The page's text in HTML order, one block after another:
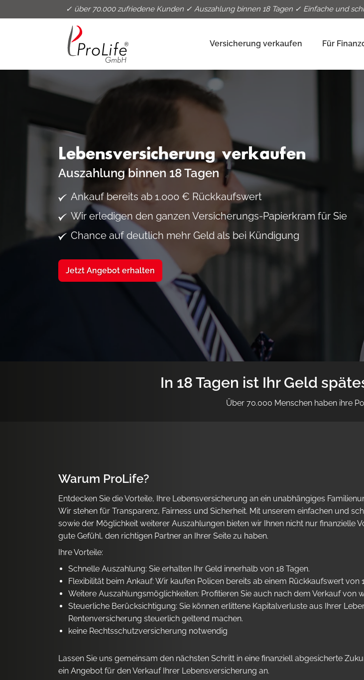
✓ über 70.000 zufriedene Kunden ✓ Auszahlung binnen 18 Tagen ✓ Einfache und
Versicherung verkaufen Für
Lebensversicherung verkaufen
Auszahlung binnen 18 Tagen
Ankauf bereits ab 1.000 € Rückkaufswert
Wir erledigen den ganzen Versicherungs-Papierkram für Sie
Chance auf deutlich mehr Geld als bei Kündigung
Jetzt Angebot erhalten
In 18 Tagen ist Ihr Geld
Über 70.000 Menschen haben ihre
Warum ProLife?
Entdecken Sie die Vorteile, Ihre Lebensversicherung an ein unabhängiges
Wir stehen für Transparenz, Fairness und Sicherheit. Mit unserem einfachen und
sowie der Möglichkeit weiterer Auszahlungen bieten wir Ihnen nicht nur finanzielle
gute Gefühl, den richtigen Partner an Ihrer Seite zu haben.
Ihre Vorteile:
Schnelle Auszahlung: Sie erhalten Ihr Geld innerhalb von 18 Tagen.
Flexibilität beim Ankauf: Wir kaufen Policen bereits ab einem Rückkaufswert von
Weitere Auszahlungsmöglichkeiten: Profitieren Sie auch nach dem Verkauf von
Steuerliche Berücksichtigung: Sie können erlittene Kapitalverluste aus Ihrer
Rentenversicherung steuerlich geltend machen.
keine Rechtsschutzversicherung notwendig
Lassen Sie uns gemeinsam den nächsten Schritt in eine finanziell abgesicherte
ein Angebot für den Verkauf Ihrer Lebensversicherung an.